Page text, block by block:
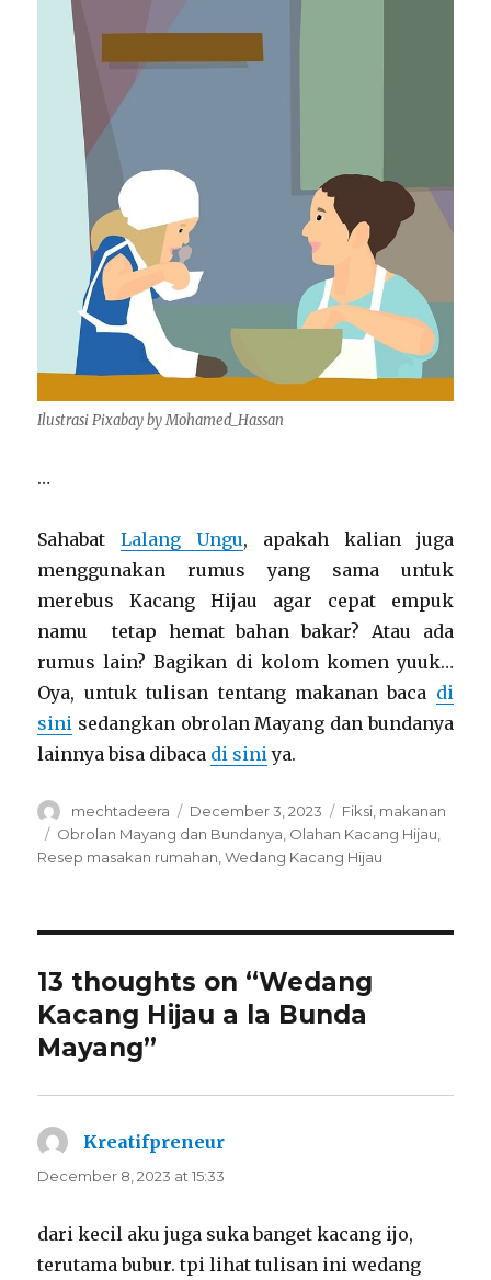
Ilustrasi Pixabay by Mohamed_Hassan
…
SahabatLalang Ungu, apakah kalian juga
menggunakan rumus yang sama untuk
merebus Kacang Hijau agar cepat empuk
namu tetap hemat bahan bakar? Atau ada
rumus lain? Bagikan di kolom komen yuuk…
Oya, untuk tulisan tentang makanan baca di
sini sedangkan obrolan Mayang dan bundanya
lainnya bisa dibaca di sini ya.
Author
mechtadeera
Posted
on
December 3, 2023 Categories
Fiksi makanan
Tags
Obrolan Mayang dan Bundanya Olahan Kacang Hijau
Resep masakan rumahan ,Wedang Kacang Hijau
13 thoughts on “Wedang
Kacang Hijau a la Bunda
Mayang”
Kreatifpreneur
December 8, 2023 at 15:33
dari kecil aku juga suka banget kacang ijo,
terutama bubur. tpi lihat tulisan ini wedang